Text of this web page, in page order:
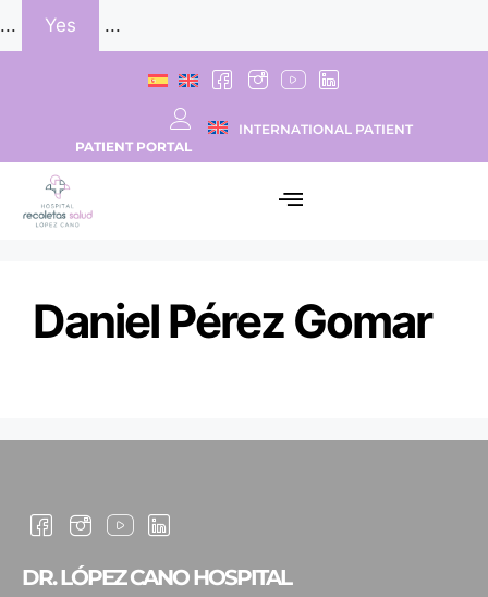
... Yes ...
PATIENT PORTAL
INTERNATIONAL PATIENT
Daniel Pérez Gomar
DR. LÓPEZ CANO HOSPITAL